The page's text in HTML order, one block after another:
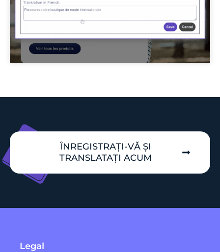
ÎNREGISTRAȚI-VĂ ȘI
TRANSLATAȚI ACUM
Legal